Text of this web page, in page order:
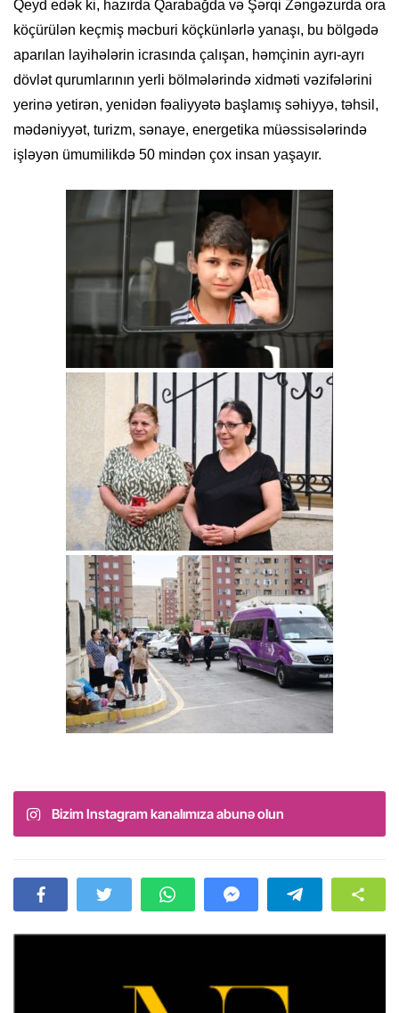
Qeyd edək ki, hazırda Qarabağda və Şərqi Zəngəzurda ora
köçürülən keçmiş məcburi köçkünlərlə yanaşı, bu bölgədə
aparılan layihələrin icrasında çalışan, həmçinin ayrı-ayrı
dövlət qurumlarının yerli bölmələrində xidməti vəzifələrini
yerinə yetirən, yenidən fəaliyyətə başlamış səhiyyə, təhsil,
mədəniyyət, turizm, sənaye, energetika müəssisələrində
işləyən ümumilikdə 50 mindən çox insan yaşayır.
Bizim Instagram kanalımıza abunə olun